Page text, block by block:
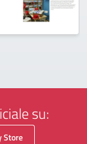
su:
Store